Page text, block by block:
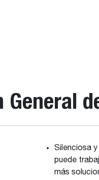
Silenciosa
puede
más